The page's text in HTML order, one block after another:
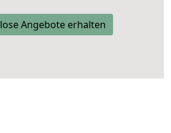
Angebote erhalten